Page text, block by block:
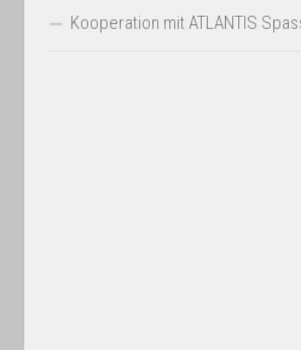
Kooperation mit ATLANTIS